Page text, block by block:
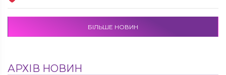
БІЛЬШЕ НОВИН
АРХІВ НОВИН